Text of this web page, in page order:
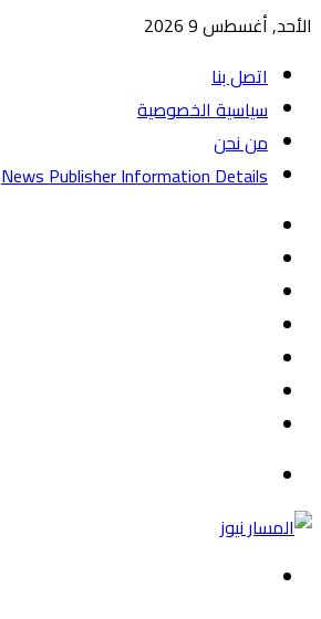
الأحد, أغسطس 9 2026
اتصل بنا
سياسية الخصوصية
من نحن
News Publisher Information Details